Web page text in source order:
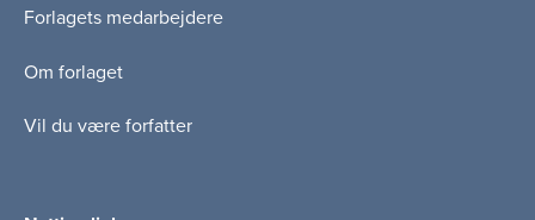
Forlagets medarbejdere
Om forlaget
Vil du være forfatter